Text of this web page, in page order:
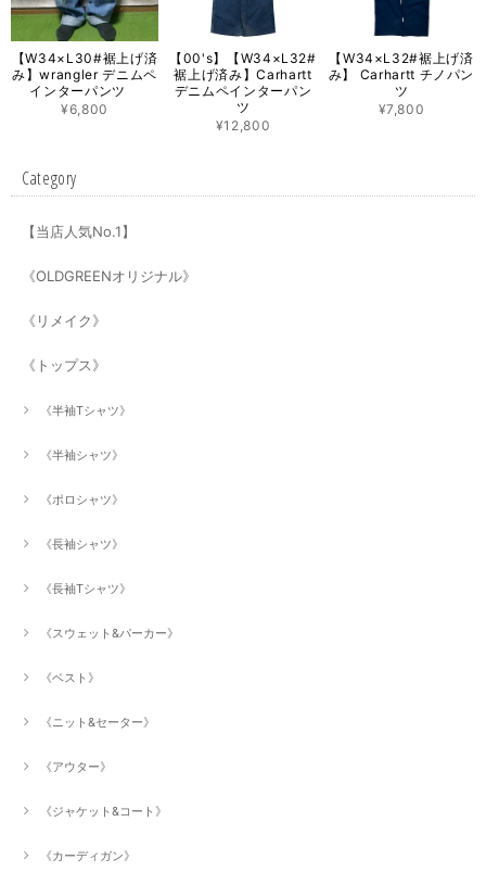
【W34×L30#裾上げ済
み】wrangler デニムペ
インターパンツ
¥6,800
【00's】【W34×L32#
裾上げ済み】Carhartt
デニムペインターパン
ツ
¥12,800
【W34×L32#裾上げ済
み】 Carhartt チノパン
ツ
¥7,800
Category
【当店人気No.1】
《OLDGREENオリジナル》
《リメイク》
《トップス》
《半袖Tシャツ》
《半袖シャツ》
《ポロシャツ》
《長袖シャツ》
《長袖Tシャツ》
《スウェット&パーカー》
《ベスト》
《ニット&セーター》
《アウター》
《ジャケット&コート》
《カーディガン》